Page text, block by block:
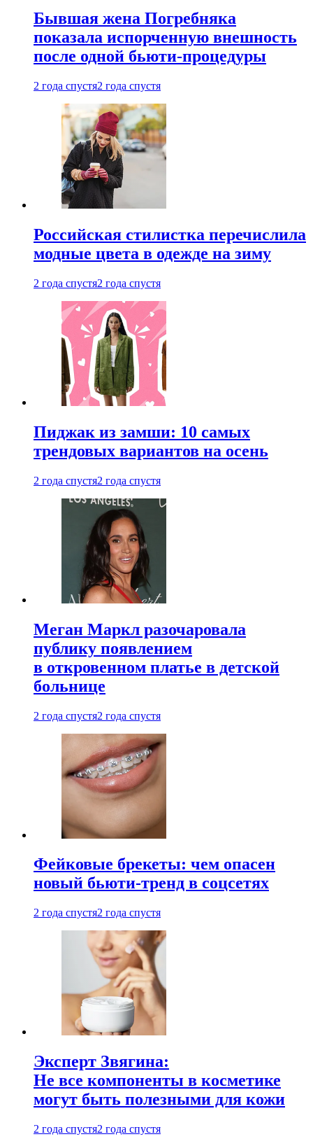
Бывшая жена Погребняка
показала испорченную внешность
после одной бьюти-процедуры
2 года спустя2 года спустя
Российская стилистка перечислила
модные цвета в одежде на зиму
2 года спустя2 года спустя
Пиджак из замши: 10 самых
трендовых вариантов на осень
2 года спустя2 года спустя
Меган Маркл разочаровала
публику появлением
в откровенном платье в детской
больнице
2 года спустя2 года спустя
Фейковые брекеты: чем опасен
новый бьюти-тренд в соцсетях
2 года спустя2 года спустя
Эксперт Звягина:
Не все компоненты в косметике
могут быть полезными для кожи
2 года спустя2 года спустя